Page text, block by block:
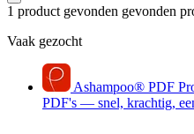
1 product gevonden gevonden
Vaak gezocht
Ashampoo® PDF
PDF's — snel, krachtig,